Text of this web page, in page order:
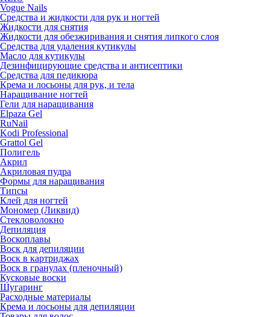
Vogue Nails
Средства и жидкости для рук и ногтей
Жидкости для снятия
Жидкости для обезжиривания и снятия липкого слоя
Средства для удаления кутикулы
Масло для кутикулы
Дезинфицирующие средства и антисептики
Средства для педикюра
Крема и лосьоны для рук, и тела
Наращивание ногтей
Гели для наращивания
Elpaza Gel
RuNail
Kodi Professional
Grattol Gel
Полигель
Акрил
Акриловая пудра
Формы для наращивания
Типсы
Клей для ногтей
Мономер (Ликвид)
Стекловолокно
Депиляция
Воскоплавы
Воск для депиляции
Воск в картриджах
Воск в гранулах (пленочный)
Кусковые воски
Шугаринг
Расходные материалы
Крема и лосьоны для депиляции